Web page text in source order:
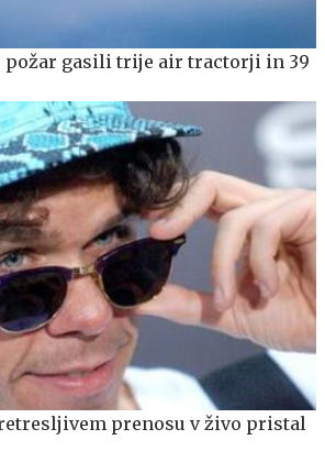
požar gasili trije air tractorji in 39
prenosu v živo pristal